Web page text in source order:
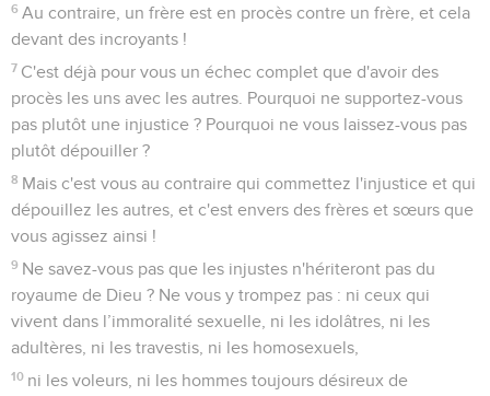
6 Au contraire, un frère est en procès contre un frère, et cela
devant des incroyants !
7 C'est déjà pour vous un échec complet que d'avoir des
procès les uns avec les autres. Pourquoi ne supportez-vous
pas plutôt une injustice ? Pourquoi ne vous laissez-vous pas
plutôt dépouiller ?
8 Mais c'est vous au contraire qui commettez l'injustice et qui
dépouillez les autres, et c'est envers des frères et sœurs que
vous agissez ainsi !
9 Ne savez-vous pas que les injustes n'hériteront pas du
royaume de Dieu ? Ne vous y trompez pas : ni ceux qui
vivent dans l’immoralité sexuelle, ni les idolâtres, ni les
adultères, ni les travestis, ni les homosexuels,
10 ni les voleurs, ni les hommes toujours désireux de